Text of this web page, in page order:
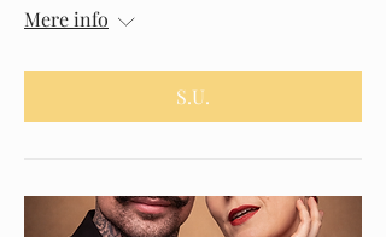
Mere info
S.U.